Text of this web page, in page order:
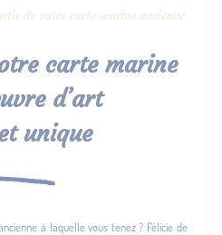
de votre carte marine ancienne
carte marine
d’art
unique
à laquelle vous tenez ? Félicie de